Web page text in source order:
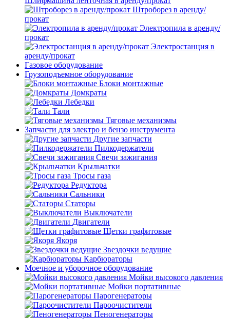
Штроборез в аренду/
прокат
Электропила в аренду/
прокат
Электростанция в
аренду/прокат
Газовое оборудование
Грузоподъемное оборудование
Блоки монтажные
Домкраты
Лебедки
Тали
Тяговые механизмы
Запчасти для электро и бензо инструмента
Другие запчасти
Пилкодержатели
Свечи зажигания
Крыльчатки
Тросы газа
Редуктора
Сальники
Статоры
Выключатели
Двигатели
Щетки графитовые
Якоря
Звездочки ведущие
Карбюраторы
Моечное и уборочное оборудование
Мойки высокого давления
Мойки портативные
Парогенераторы
Пароочистители
Пеногенераторы